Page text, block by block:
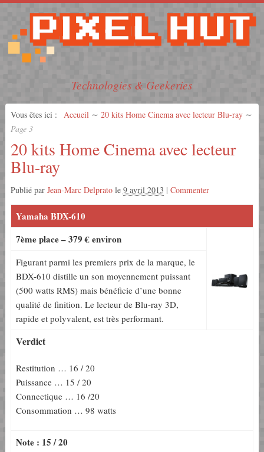
Technologies & Geekeries
Vous êtes ici : Accueil ∼ 20 kits Home Cinema avec lecteur Blu-ray ∼
Page 3
20 kits Home Cinema avec lecteur
Blu-ray
Publié par Jean-Marc Delpratole 9 avril 2013 | Commenter
Yamaha BDX-610
7ème place – 379 € environ
Figurant parmi les premiers prix de la marque, le
BDX-610 distille un son moyennement puissant
(500 watts RMS) mais bénéficie d’une bonne
qualité de finition. Le lecteur de Blu-ray 3D,
rapide et polyvalent, est très performant.
Verdict
Restitution … 16 / 20
Puissance … 15 / 20
Connectique … 16 /20
Consommation … 98 watts
Note : 15 / 20